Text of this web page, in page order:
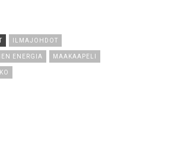
ILMAJOHDOT
ENERGIA MAAKAAPELI